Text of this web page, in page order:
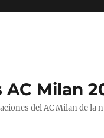
AC Milan
del AC Milan de la